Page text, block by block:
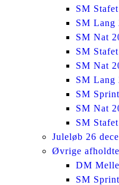
SM
SM Lang
SM Nat
SM
SM Nat
SM Lang
SM
SM Nat
SM
Juleløb 26
Øvrige
DM
SM